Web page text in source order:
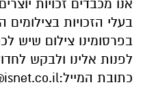
כתובת המייל: